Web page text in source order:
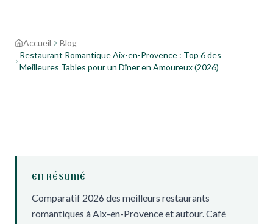
Accueil
Blog
Restaurant Romantique Aix-en-Provence : Top 6 des
Meilleures Tables pour un Dîner en Amoureux (2026)
EN RÉSUMÉ
Comparatif 2026 des meilleurs restaurants
romantiques à Aix-en-Provence et autour. Café